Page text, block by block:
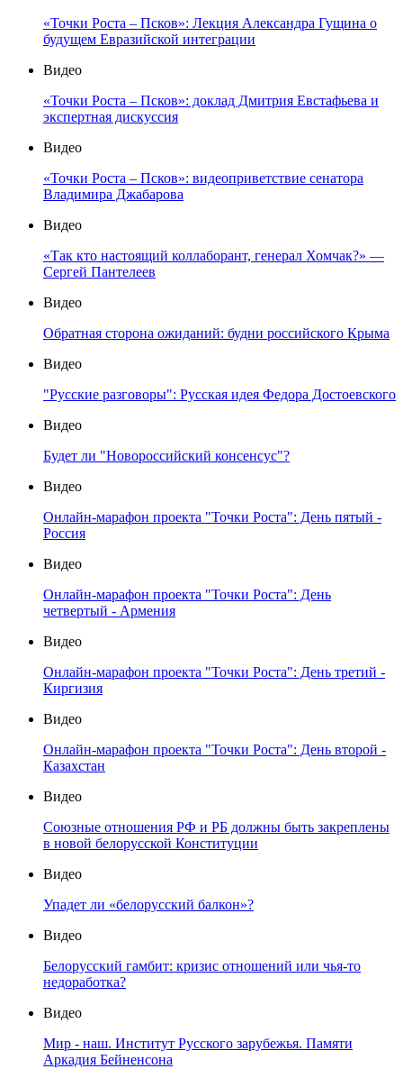
«Точки Роста – Псков»: Лекция Александра Гущина о
будущем Евразийской интеграции
Видео
«Точки Роста – Псков»: доклад Дмитрия Евстафьева и
экспертная дискуссия
Видео
«Точки Роста – Псков»: видеоприветствие сенатора
Владимира Джабарова
Видео
«Так кто настоящий коллаборант, генерал Хомчак?» —
Сергей Пантелеев
Видео
Обратная сторона ожиданий: будни российского Крыма
Видео
"Русские разговоры": Русская идея Федора Достоевского
Видео
Будет ли "Новороссийский консенсус"?
Видео
Онлайн-марафон проекта "Точки Роста": День пятый -
Россия
Видео
Онлайн-марафон проекта "Точки Роста": День
четвертый - Армения
Видео
Онлайн-марафон проекта "Точки Роста": День третий -
Киргизия
Видео
Онлайн-марафон проекта "Точки Роста": День второй -
Казахстан
Видео
Союзные отношения РФ и РБ должны быть закреплены
в новой белорусской Конституции
Видео
Упадет ли «белорусский балкон»?
Видео
Белорусский гамбит: кризис отношений или чья-то
недоработка?
Видео
Мир - наш. Институт Русского зарубежья. Памяти
Аркадия Бейненсона